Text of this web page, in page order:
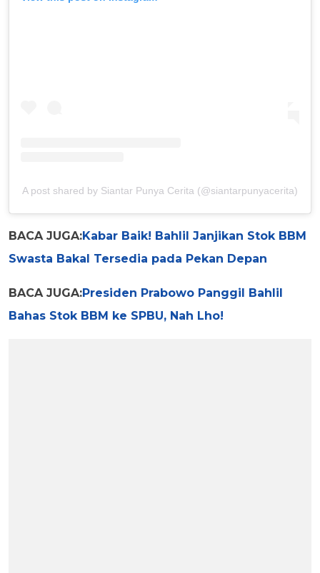
A post shared by Siantar Punya Cerita (@siantarpunyacerita)
BACA JUGA:Kabar Baik! Bahlil Janjikan Stok BBM
Swasta Bakal Tersedia pada Pekan Depan
BACA JUGA:Presiden Prabowo Panggil Bahlil
Bahas Stok BBM ke SPBU, Nah Lho!